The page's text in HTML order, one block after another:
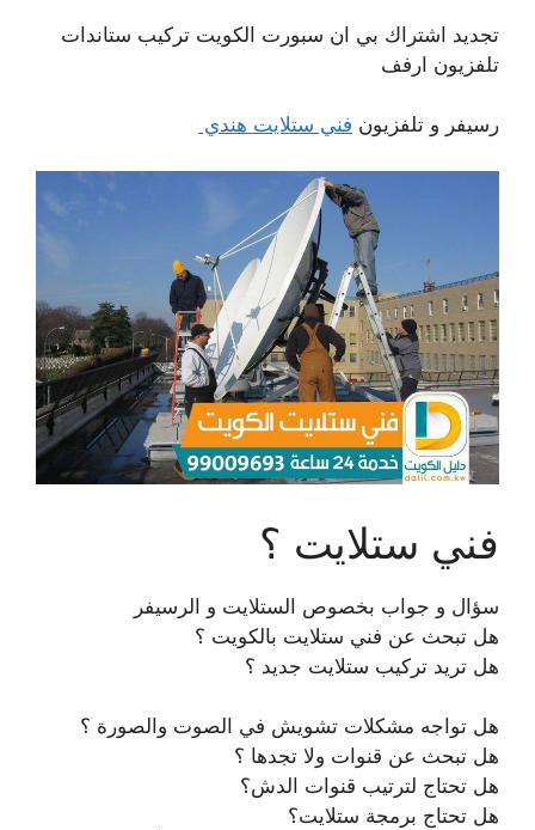
تجديد اشتراك بي ان سبورت الكويت تركيب ستاندات
تلفزيون ارفف
رسيفر و تلفزيون فني ستلايت هندي
فني ستلايت ؟
سؤال و جواب بخصوص الستلايت و الرسيفر
هل تبحث عن فني ستلايت بالكويت ؟
هل تريد تركيب ستلايت جديد ؟
هل تواجه مشكلات تشويش في الصوت والصورة ؟
هل تبحث عن قنوات ولا تجدها ؟
هل تحتاج لترتيب قنوات الدش؟
هل تحتاج برمجة ستلايت؟